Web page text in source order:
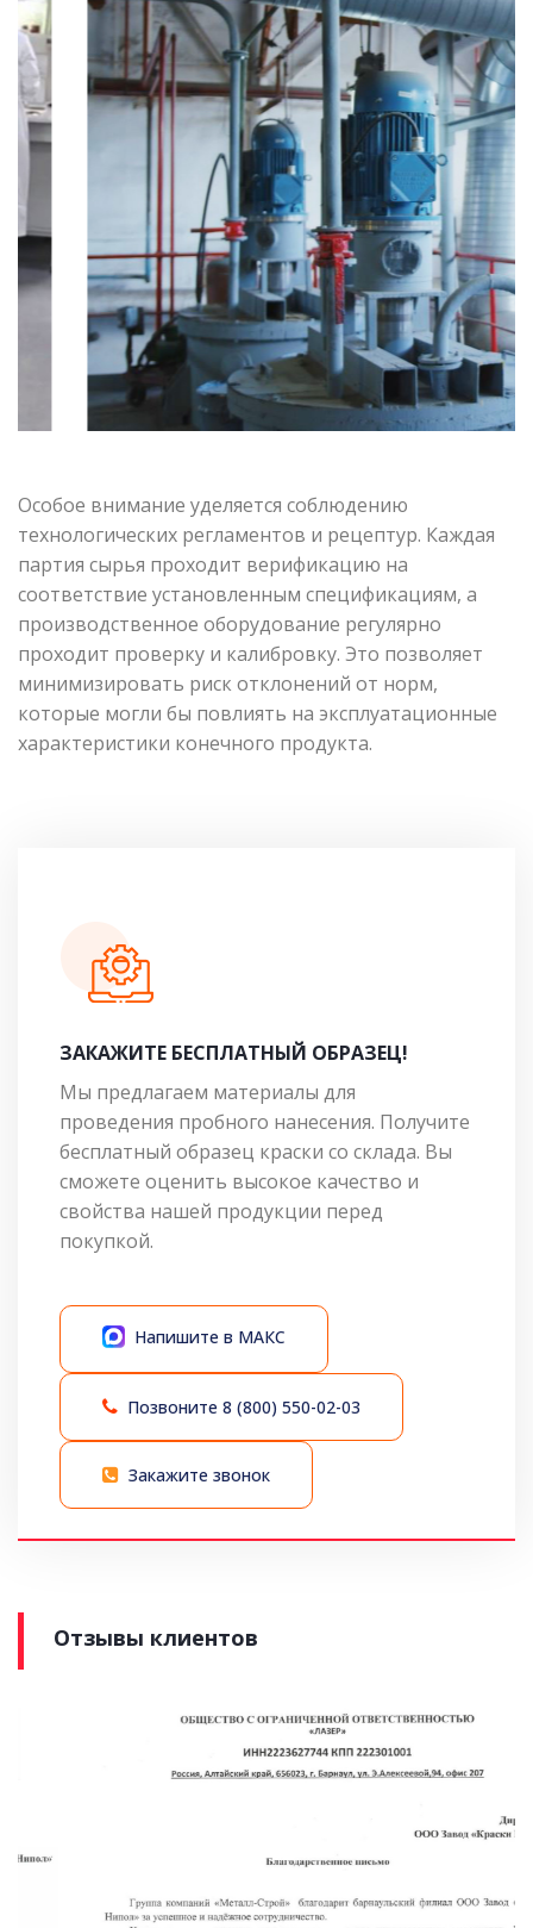
Особое внимание уделяется соблюдению
технологических регламентов и рецептур. Каждая
партия сырья проходит верификацию на
соответствие установленным спецификациям, а
производственное оборудование регулярно
проходит проверку и калибровку. Это позволяет
минимизировать риск отклонений от норм,
которые могли бы повлиять на эксплуатационные
характеристики конечного продукта.
ЗАКАЖИТЕ БЕСПЛАТНЫЙ ОБРАЗЕЦ!
Мы предлагаем материалы для
проведения пробного нанесения. Получите
бесплатный образец краски со склада. Вы
сможете оценить высокое качество и
свойства нашей продукции перед
покупкой.
Напишите в МАКС
Позвоните 8 (800) 550-02-03
Закажите звонок
Отзывы клиентов